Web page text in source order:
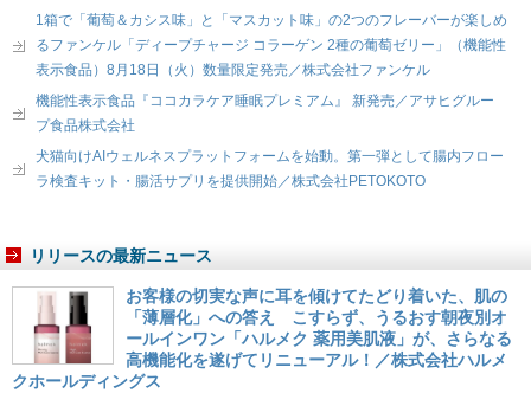
1箱で「葡萄＆カシス味」と「マスカット味」の2つのフレーバーが楽しめ
るファンケル「ディープチャージ コラーゲン 2種の葡萄ゼリー」（機能性
表示食品）8月18日（火）数量限定発売／株式会社ファンケル
機能性表示食品『ココカラケア睡眠プレミアム』 新発売／アサヒグルー
プ食品株式会社
犬猫向けAIウェルネスプラットフォームを始動。第一弾として腸内フロー
ラ検査キット・腸活サプリを提供開始／株式会社PETOKOTO
リリースの最新ニュース
お客様の切実な声に耳を傾けてたどり着いた、肌の
「薄層化」への答え こすらず、うるおす朝夜別オ
ールインワン「ハルメク 薬用美肌液」が、さらなる
高機能化を遂げてリニューアル！／株式会社ハルメ
クホールディングス